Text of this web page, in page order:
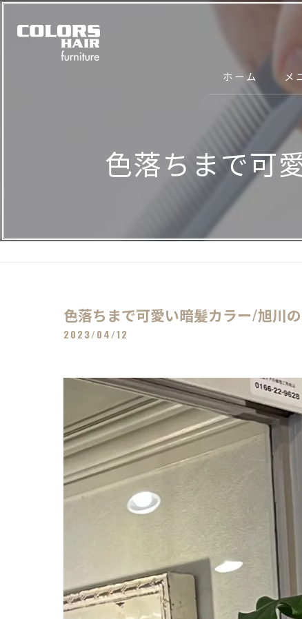
ホーム メ
色落ちまで可
色落ちまで可愛い暗髪カラー/旭川の
2023/04/12